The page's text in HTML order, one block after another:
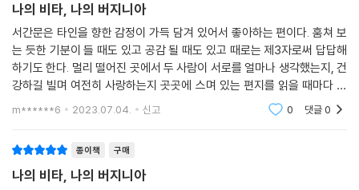
크와 종이보다 더 좋지. 그리고 당신은, 소중한 사람, 바로 어제까지 여기
있었잖아. 불과 얼마 전까지 당신과 함께였다는 걸 생각하면, 당신이 보낸
편지 일부를 읽는 일이 기이하게 느껴져. _비타
--- p.365
…한 여성 작가가 《올랜도》를 읽을 때면 멈춰서 페이지에 입을 맞춰야 한
의 비율이 늘고 있다는데, 다 당신 때문이야. _버지니아
나의 비타, 나의 버지니아
서간문은 타인을 향한 감정이 가득 담겨 있어서 좋아하는 편이다. 훔쳐 보
는 듯한 기분이 들 때도 있고 공감 될 때도 있고 때로는 제3자로써 답답해
하기도 한다. 멀리 떨어진 곳에서 두 사람이 서로를 얼마나 생각했는지, 건
강하길 빌며 여전히 사랑하는지 곳곳에 스며 있는 편지를 읽을 때마다 행
복한 기분이 들었다. 한 번에 여러 편 읽기보다 틈틈이 나눠 있는 게 훨씬
m******6 2023.07.04. 신고 0 댓글0
종이책 구매
나의 비타, 나의 버지니아